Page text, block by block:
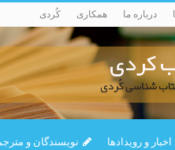
درباره ما همکاری کُردی
اخبار و رویدادها نویسندگان و